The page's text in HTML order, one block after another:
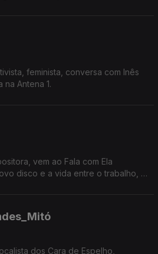
feminista, conversa com Inês
na Antena 1.
vem ao Fala com Ela
disco e a vida entre o trabalho, a
dos Cara de Espelho,